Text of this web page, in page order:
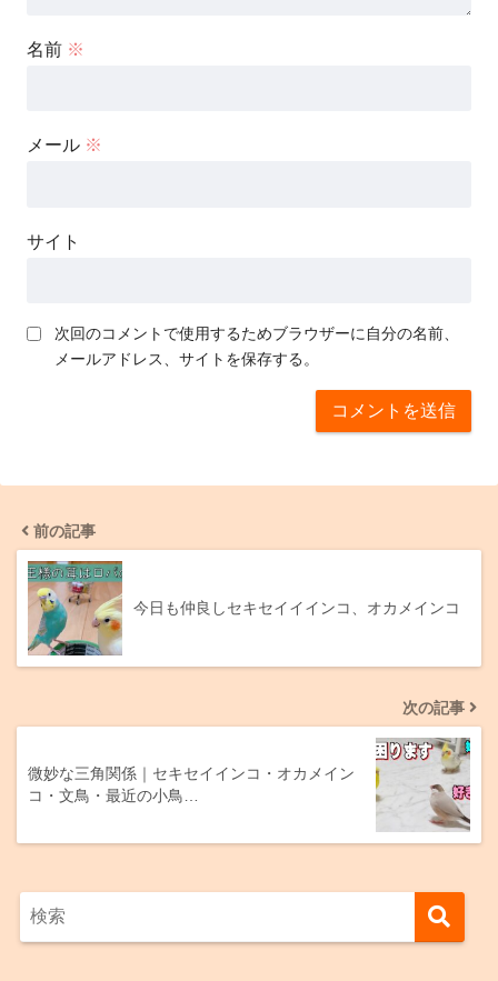
名前 ※
メール ※
サイト
次回のコメントで使用するためブラウザーに自分の名前、
メールアドレス、サイトを保存する。
前の記事
今日も仲良しセキセイイインコ、オカメインコ
次の記事
微妙な三角関係｜セキセイインコ・オカメイン
コ・文鳥・最近の小鳥…